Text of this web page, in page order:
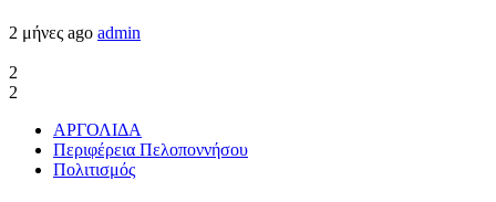
2 μήνες ago admin
2
2
ΑΡΓΟΛΙΔΑ
Περιφέρεια Πελοποννήσου
Πολιτισμός